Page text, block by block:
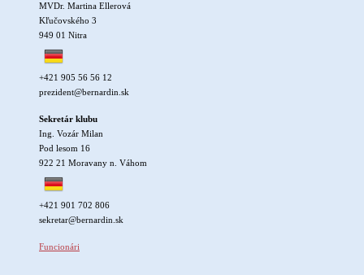
MVDr. Martina Ellerová
Kľučovského 3
949 01 Nitra
+421 905 56 56 12
prezident@bernardin.sk
Sekretár klubu
Ing. Vozár Milan
Pod lesom 16
922 21 Moravany n. Váhom
+421 901 702 806
sekretar@bernardin.sk
Funcionári